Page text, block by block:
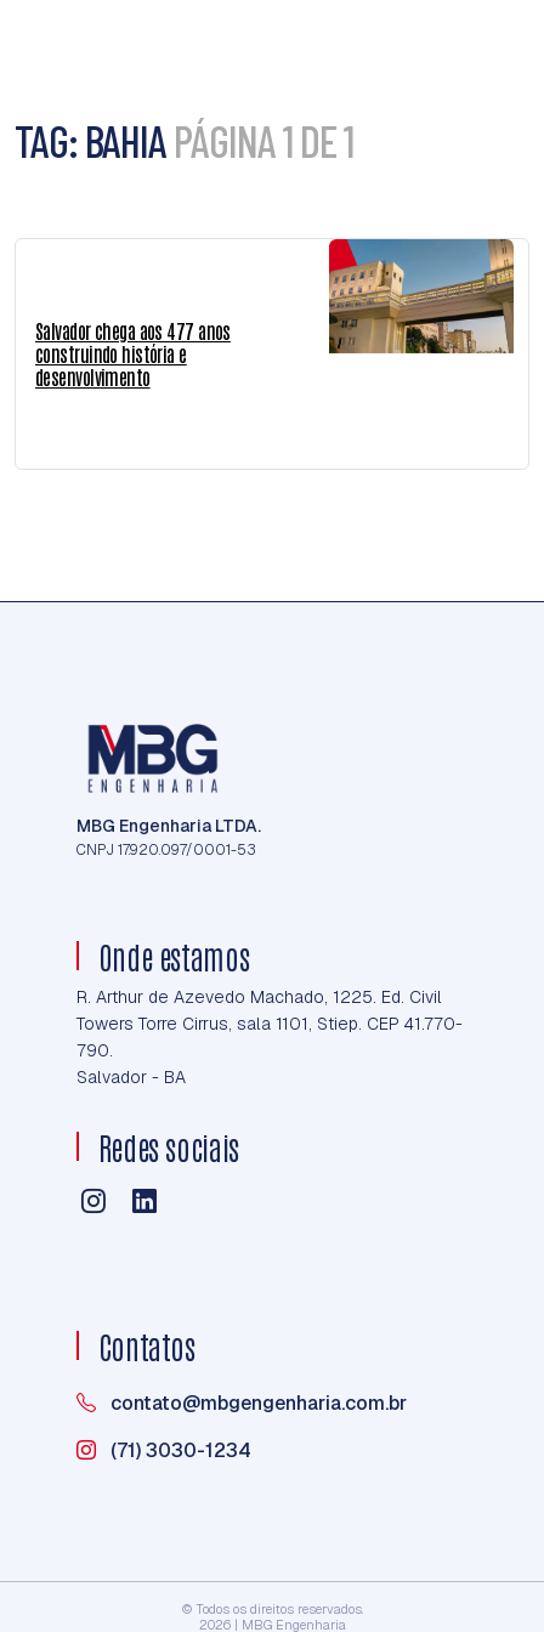
TAG: BAHIAPÁGINA 1 DE 1
Salvador chega aos 477 anos
construindo história e
desenvolvimento
MBG Engenharia LTDA.
CNPJ 17.920.097/0001-53
Onde estamos
R. Arthur de Azevedo Machado, 1225. Ed. Civil
Towers Torre Cirrus, sala 1101, Stiep. CEP 41.770-
790.
Salvador - BA
Redes sociais
Contatos
contato@mbgengenharia.com.br
(71) 3030-1234
© Todos os direitos reservados.
2026 | MBG Engenharia